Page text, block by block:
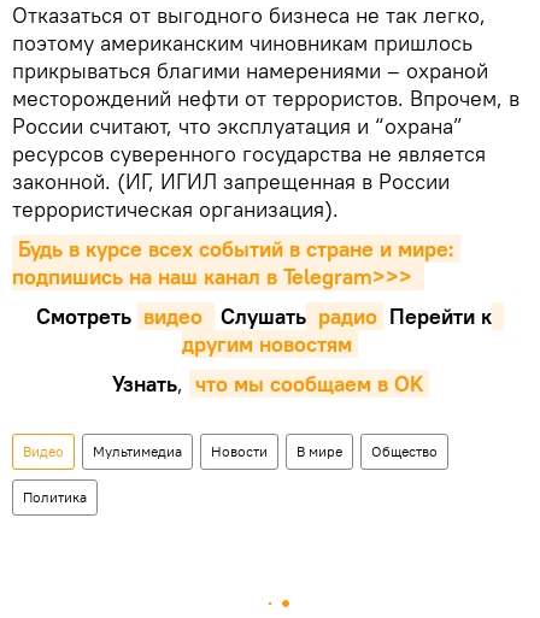
Отказаться от выгодного бизнеса не так легко,
поэтому американским чиновникам пришлось
прикрываться благими намерениями – охраной
месторождений нефти от террористов. Впрочем, в
России считают, что эксплуатация и “охрана”
ресурсов суверенного государства не является
законной. (ИГ, ИГИЛ запрещенная в России
террористическая организация).
Будь в курсе всех событий в стране и мире:
подпишись на наш канал в Telegram>>>
Смотреть видео Cлушать радио Перейти к
другим новостям
Узнать, что мы сообщаем в OK
Видео Мультимедиа Новости В мире Общество
Политика